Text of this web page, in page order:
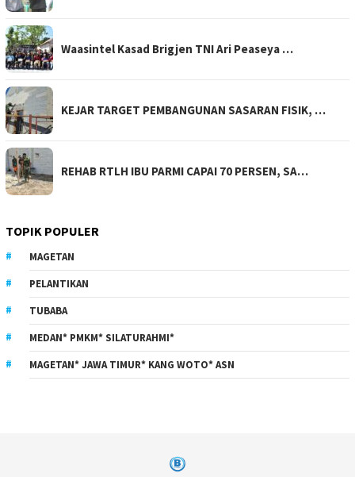
Waasintel Kasad Brigjen TNI Ari Peaseya …
KEJAR TARGET PEMBANGUNAN SASARAN FISIK, …
REHAB RTLH IBU PARMI CAPAI 70 PERSEN, SA…
TOPIK POPULER
MAGETAN
PELANTIKAN
TUBABA
MEDAN* PMKM* SILATURAHMI*
MAGETAN* JAWA TIMUR* KANG WOTO* ASN